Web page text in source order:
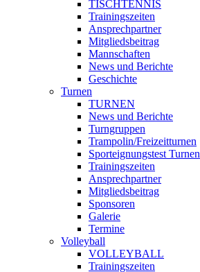
TISCHTENNIS
Trainingszeiten
Ansprechpartner
Mitgliedsbeitrag
Mannschaften
News und Berichte
Geschichte
Turnen
TURNEN
News und Berichte
Turngruppen
Trampolin/Freizeitturnen
Sporteignungstest Turnen
Trainingszeiten
Ansprechpartner
Mitgliedsbeitrag
Sponsoren
Galerie
Termine
Volleyball
VOLLEYBALL
Trainingszeiten